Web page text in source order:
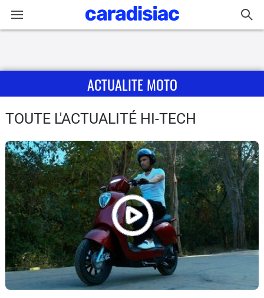
Actu
Essais
Equipement
Avis
Forum
Scooters
125
ACTUALITE MOTO
TOUTE L'ACTUALITÉ HI-TECH